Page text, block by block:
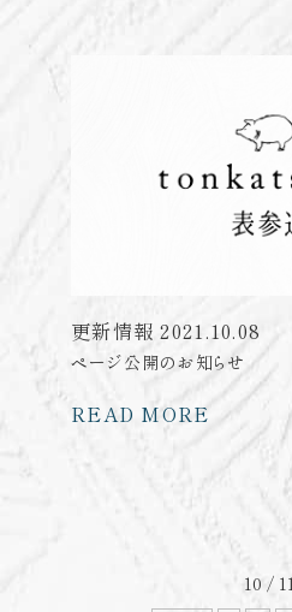
更新情報 2021.10.08
ページ公開のお知らせ
READ MORE
10 / 11